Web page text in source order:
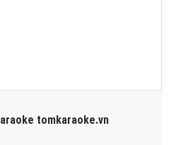
tomkaraoke.vn